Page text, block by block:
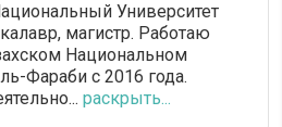
Университет
магистр. Работаю
Национальном
Фараби с 2016 года.
раскрыть...